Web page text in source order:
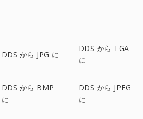
DDS から JPG に
DDS から TGA
に
DDS から BMP
に
DDS から JPEG
に